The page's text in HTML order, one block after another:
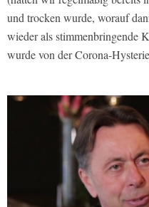
und trocken wurde, worauf
wieder als stimmenbringende
wurde von der Corona-